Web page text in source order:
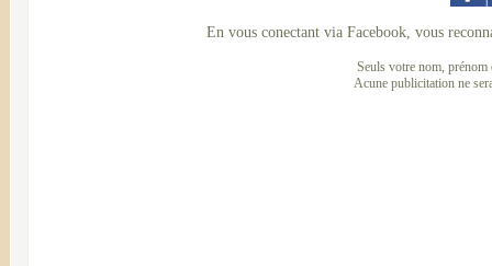
En vous conectant via Facebook, vous
Seuls votre nom, prénom
Acune publicitation ne